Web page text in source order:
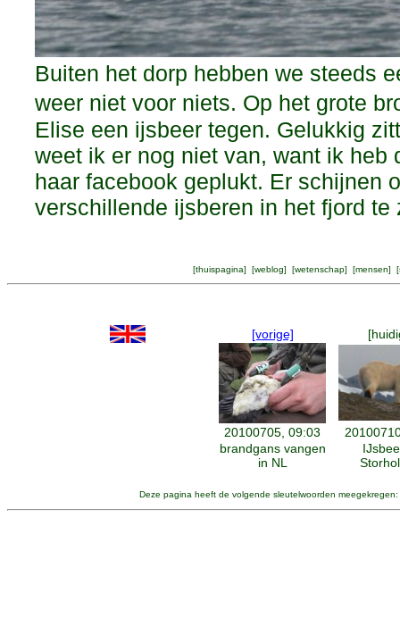
Buiten het dorp hebben we steeds
weer niet voor niets. Op het grote
Elise een ijsbeer tegen. Gelukkig
weet ik er nog niet van, want ik
haar facebook geplukt. Er schijnen
verschillende ijsberen in het fjord te
[thuispagina] [weblog] [wetenschap] [mensen] [
[vorige]
20100705, 09:03
brandgans vangen
in NL
Deze pagina heeft de volgende sleutelwoorden meegekregen: